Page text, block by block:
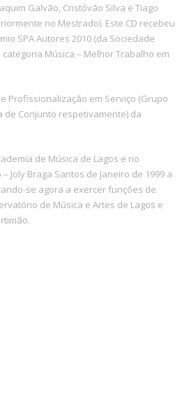
Galvão, Cristóvão Silva e Tiago
no Mestrado). Este CD recebeu
SPA Autores 2010 (da Sociedade
Música – Melhor Trabalho em
Profissionalização em Serviço (Grupo
de Conjunto respetivamente) da
de Música de Lagos e no
Joly Braga Santos de Janeiro de 1999 a
se agora a exercer funções de
de Música e Artes de Lagos e